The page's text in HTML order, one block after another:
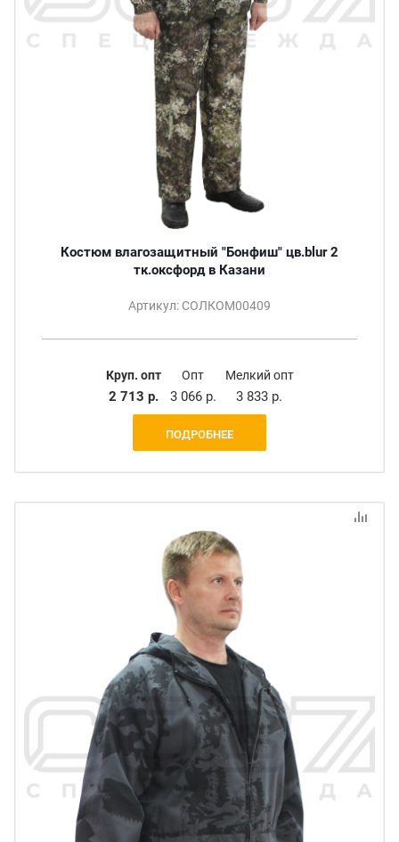
Костюм влагозащитный "Бонфиш" цв.blur 2
тк.оксфорд в Казани
Артикул: СОЛКОМ00409
Круп. опт
2 713 р.
Опт
3 066 р.
Мелкий опт
3 833 р.
ПОДРОБНЕЕ